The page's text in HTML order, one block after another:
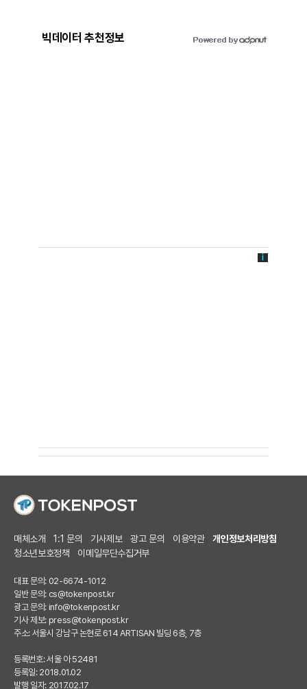
빅데이터 추천정보
매체소개 1:1 문의 기사제보 광고 문의 이용약관
개인정보처리방침
청소년보호정책
이메일무단수집거부
대표 문의: 02-6674-1012
일반 문의: cs@tokenpost.kr
광고 문의: info@tokenpost.kr
기사 제보: press@tokenpost.kr
주소: 서울시 강남구 논현로 614 ARTISAN 빌딩 6층, 7층
등록번호: 서울 아 52481
등록일: 2018.01.02
발행 일자: 2017.02.17